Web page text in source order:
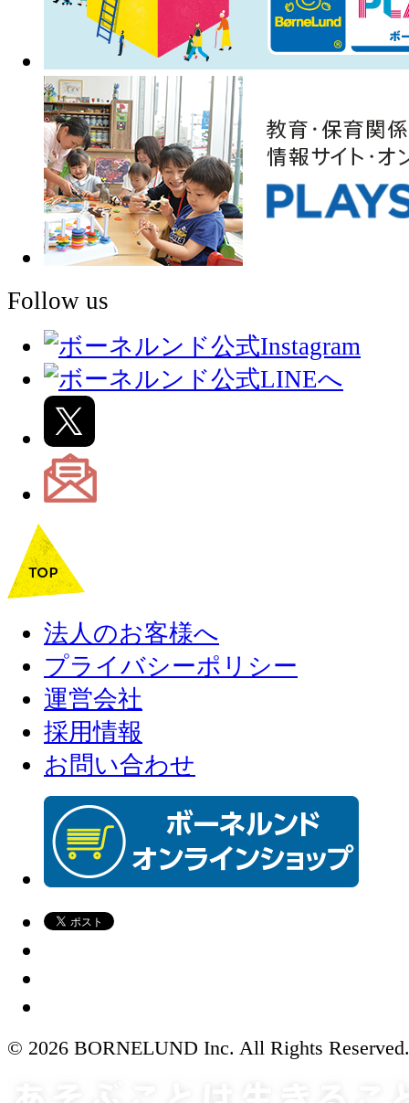
Follow us
法人のお客様へ
プライバシーポリシー
運営会社
採用情報
お問い合わせ
© 2026 BORNELUND Inc. All Rights Reserved.